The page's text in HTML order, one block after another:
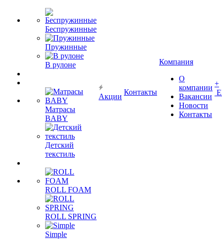
Беспружинные
Пружинные
В рулоне
Матрасы
BABY
Детский
текстиль
ROLL FOAM
ROLL SPRING
Simple
Акции
Контакты
Компания
О
компании
Вакансии
Новости
Контакты
+